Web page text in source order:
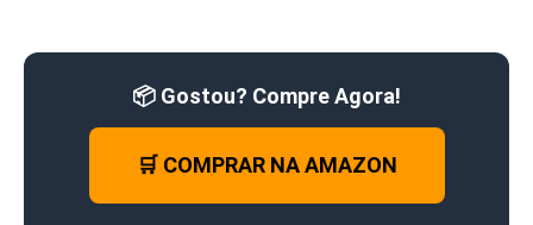
📦 Gostou? Compre Agora!
🛒 COMPRAR NA AMAZON